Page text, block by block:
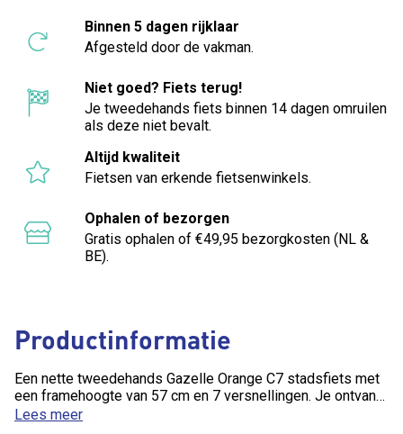
Productinformatie
Een nette tweedehands Gazelle Orange C7 stadsfiets met
een framehoogte van 57 cm en 7 versnellingen. Je ontvangt
3 maanden dealergarantie op deze fiets.
Lees meer
Binnen 5 dagen rijklaar
Afgesteld door de vakman.
Niet goed? Fiets terug!
Je tweedehands fiets binnen 14 dagen omruilen
als deze niet bevalt.
Altijd kwaliteit
Fietsen van erkende fietsenwinkels.
Ophalen of bezorgen
Gratis ophalen of €49,95 bezorgkosten (NL &
BE).